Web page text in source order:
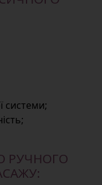
системи;
РУЧНОГО